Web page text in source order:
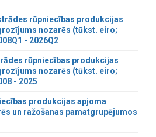
rūpniecības produkcijas
nozarēs (tūkst. eiro;
- 2026Q2
rūpniecības produkcijas
nozarēs (tūkst. eiro;
- 2025
produkcijas apjoma
un ražošanas pamatgrupējumos